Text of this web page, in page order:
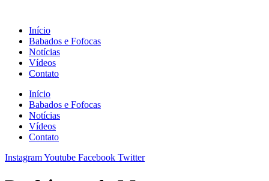
conteúdo
Início
Babados e Fofocas
Notícias
Vídeos
Contato
Início
Babados e Fofocas
Notícias
Vídeos
Contato
InstagramYoutube Facebook Twitter